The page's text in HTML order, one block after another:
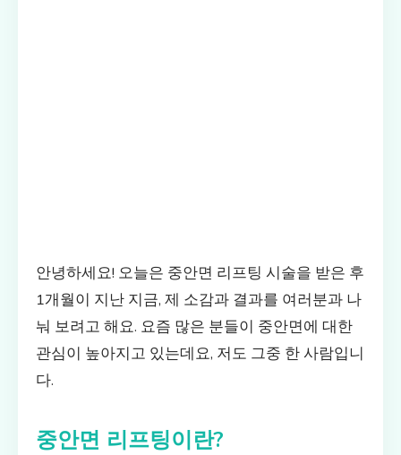
안녕하세요! 오늘은 중안면 리프팅 시술을 받은 후
1개월이 지난 지금, 제 소감과 결과를 여러분과 나
눠 보려고 해요. 요즘 많은 분들이 중안면에 대한
관심이 높아지고 있는데요, 저도 그중 한 사람입니
다.
중안면 리프팅이란?